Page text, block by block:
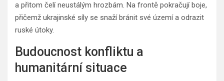
a přitom čelí neustálým hrozbám. Na frontě pokračují boje,
přičemž ukrajinské síly se snaží bránit své území a odrazit
ruské útoky.
Budoucnost konfliktu a
humanitární situace